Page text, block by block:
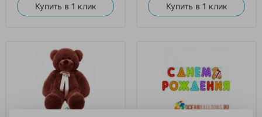
Купить в 1 клик Купить в 1 клик